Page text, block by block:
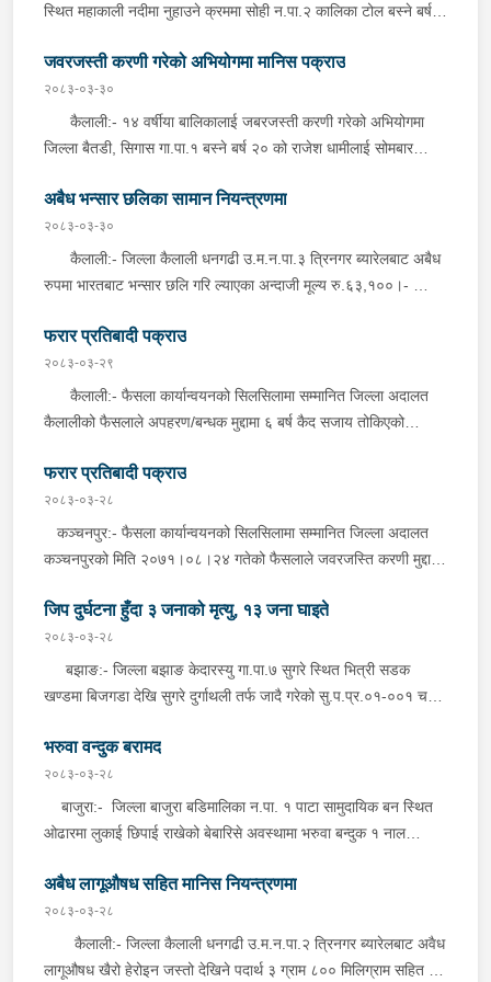
बस्ने बर्ष २७ को भिखु चौधरीलाई मंगलबार राति प्रहरीले पक्राउ गरेको छ ।
प्रहरी चौकी जनकपुर, कैलालीबाट खटिएको प्रहरीले साइकलमा यात्रा
स्थित महाकाली नदीमा नुहाउने क्रममा सोही न.पा.२ कालिका टोल बस्ने बर्ष
सम्बन्धमा प्रहरीले अनुसन्धान गरिरहेको छ ।
जवरजस्ती करणी गरेको अभियोगमा मानिस पक्राउ
२०८३-०३-३०
कैलाली:- १४ वर्षीया बालिकालाई जबरजस्ती करणी गरेको अभियोगमा
जिल्ला बैतडी, सिगास गा.पा.१ बस्ने बर्ष २० को राजेश धामीलाई सोमबार
२४ गते घरबाट अत्तरीया बोलाई होटलमा राखि जबरजस्ती करणी गरेको भन्ने
उजुरीको आधारमा जिल्ला प्रहरी कार्यालय कैलालीबाट खटिएको प्रहरीले
उनलाई धनगढी उ.म.न.पा.८ क्याम्पस चोकबाट पक्राउ गरेको हो । यस
सम्बन्धमा प्रहरीले आवश्यक अनुसन्धान गरिरहेको छ ।
अबैध भन्सार छलिका सामान नियन्त्रणमा
२०८३-०३-३०
कैलाली:- जिल्ला कैलाली धनगढी उ.म.न.पा.३ त्रिनगर ब्यारेलबाट अबैध
रुपमा भारतबाट भन्सार छलि गरि ल्याएका अन्दाजी मूल्य रु.६३,१००।-
कैलालीबाट खटिएको प्रहरीले बेवारिसे अबस्थामा फेला पारी आवश्यक
प्रक्रिया पुरा गरि नियन्त्रणमा लिएको हो । कञ्चनपुर:- जिल्ला
कञ्चनपुर भिमदत्त न.पा.११ गड्डाचौकीबाट अबैंध रुपमा भारतबाट भन्सार
छलि गरि ल्याएका अन्दाजी मूल्य रु.१,४३,५००।– बराबरको सुटपिस,
प्रहरी कार्यालय गड्डाचौकी, कञ्चनपुरबाट खटिएको प्रहरीले बेवारिसे
अबस्थामा फेला पारी आवश्यक प्रक्रिया पुरा गरि नियन्त्रणमा लिएको हो ।
फरार प्रतिबादी पक्राउ
२०८३-०३-२९
कैलाली:- फैसला कार्यान्वयनको सिलसिलामा सम्मानित जिल्ला अदालत
कैलालीको फैसलाले अपहरण/बन्धक मुद्दामा ६ बर्ष कैद सजाय तोकिएको
प्रहरी कार्यालय चौमाला, कैलालीबाट खटिएको प्रहरीले आइतबार निजकै घर
ठेगानाबाट पक्राउ गरेको हो ।
फरार प्रतिबादी पक्राउ
२०८३-०३-२८
कञ्चनपुर:- फैसला कार्यान्वयनको सिलसिलामा सम्मानित जिल्ला अदालत
कञ्चनपुरको मिति २०७१।०८।२४ गतेको फैसलाले जवरजस्ति करणी मुद्दामा
३९ को देबराज भट्टलाई अस्थायी प्रहरी बिट दैजी, कञ्चनपुरबाट खटिएको
प्रहरीले शनिबार दिउँसो निजकै घर ठेगानाबाट पक्राउ गरेको हो ।
जिप दुर्घटना हुँदा ३ जनाको मृत्यु, १३ जना घाइते
२०८३-०३-२८
बझाङ:- जिल्ला बझाङ केदारस्यु गा.पा.७ सुगरे स्थित भित्री सडक
खण्डमा बिजगडा देखि सुगरे दुर्गाथली तर्फ जादै गरेको सु.प.प्र.०१-००१ च
चालक सहित १६ जना सवार मध्ये ३ जनाको घटनास्थलमै मृत्यु भएको, १२
जना घाईतेहरुको जिल्ला अस्पताल बझाङमा उपचार भईरहेको छ, १ जना
घाईते डिस्चार्ज भईसकेको छ । दुर्घटना सम्बन्धमा प्रहरीले आवश्यक
अनुसन्धान गरिरहेको छ । मृतकहरुको नामावली विवरण १. जिल्ला बझाङ,
दुर्गाथली गा.पा.६ चुहावन बस्ने बर्ष ६० की केला देवी महत ।३. जिल्ला बझाङ,
दुर्गाथली गा.पा.६ चुहावन बस्ने बर्ष ६० को चक्र महत । घाईतेहरुको नामावली
विवरण १. चालक जिल्ला बझाङ केदारस्यु गा.पा.७ काडाचौर बस्ने बर्ष ३५
को देवेन्द्र धामी अवस्था सिरियस । २. ऐ.दुर्गाथली गा.पा.६ चुहावन बस्ने
भरुवा वन्दुक बरामद
२०८३-०३-२८
बाजुरा:- जिल्ला बाजुरा बडिमालिका न.पा. १ पाटा सामुदायिक बन स्थित
ओढारमा लुकाई छिपाई राखेको बेबारिसे अवस्थामा भरुवा बन्दुक १ नाल
प्रहरी कार्यालय बाजुराबाट खटिएको प्रहरीले ओढारमा लुकाई छिपाई बेवारिसे
अवस्थामा राखीएको उक्त भरुवा बन्दुक फेला पारी बरामद गरेको हो । यस
सम्बन्धमा प्रहरीले थप अनुसन्धान गरिरहेको छ ।
अबैध लागूऔषध सहित मानिस नियन्त्रणमा
२०८३-०३-२८
कैलाली:- जिल्ला कैलाली धनगढी उ.म.न.पा.२ त्रिनगर ब्यारेलबाट अवैध
लागूऔषध खैरो हेरोइन जस्तो देखिने पदार्थ ३ ग्राम ८०० मिलिग्राम सहित २